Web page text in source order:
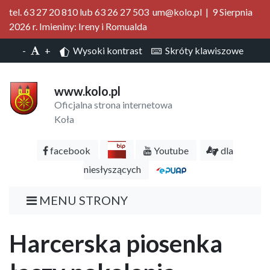
tel. 63 27 20 810 lub 63 26 27 503 um@kolo.pl | 9 Sierpnia
2026 r. Imieniny: Ireny i Romualda
- + Wysoki kontrast Skróty klawiszowe
www.kolo.pl
Oficjalna strona internetowa
Koła
facebook Youtube
dla
niesłyszących
MENU STRONY
Harcerska piosenka